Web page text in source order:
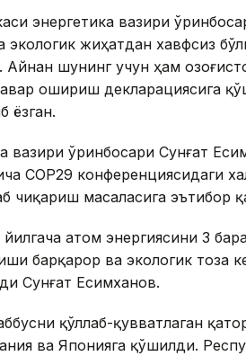
энергетика вазири
экологик жиҳатдан хавфсиз
шунинг учун ҳам
ошириш декларациясига
ёзган.
вазири ўринбосари Сунғат
CОР29 конференциясидаги
чиқариш масаласига эътибор
йилгача атом энергиясини 3
барқарор ва экологик тоза
Сунғат Есимханов.
қўллаб-қувватлаган
ва Японияга қўшилди.